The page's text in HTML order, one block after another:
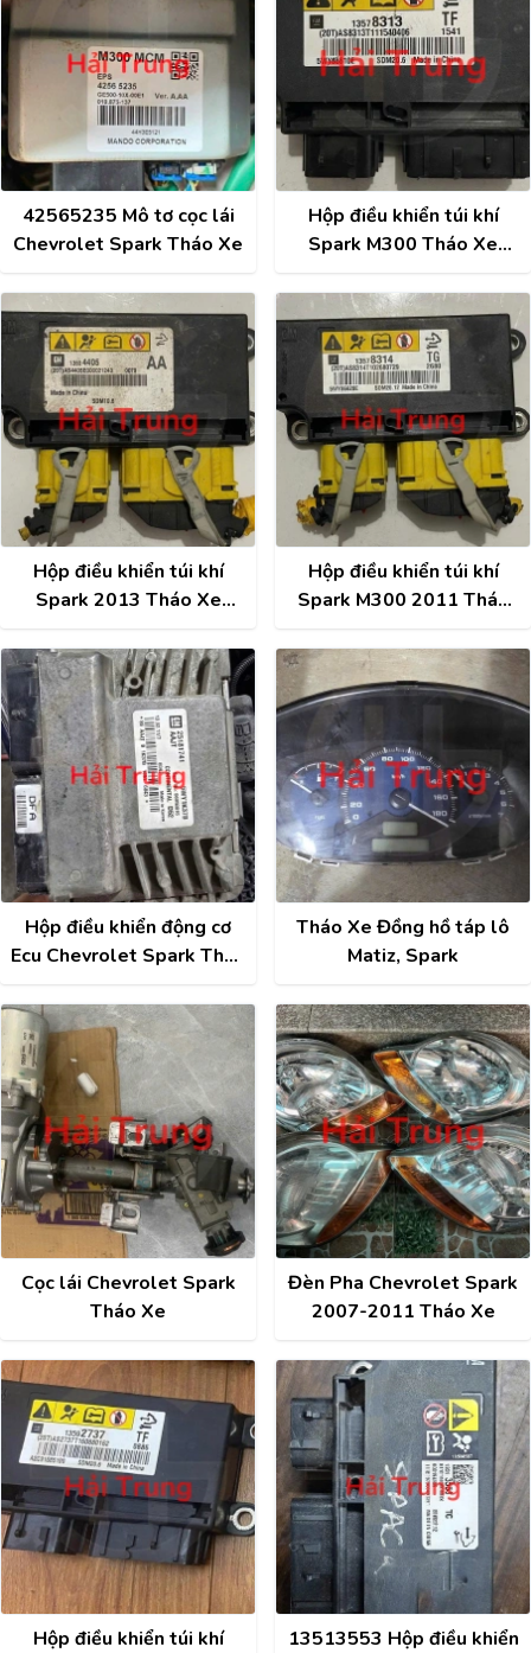
42565235 Mô tơ cọc lái
Chevrolet Spark Tháo Xe
Hộp điều khiển túi khí
Spark M300 Tháo Xe
Hộp điều khiển túi khí
Spark 2013 Tháo Xe
Hộp điều khiển túi khí
Spark M300 2011 Tháo
Hộp điều khiển động cơ
Ecu Chevrolet Spark Tháo
Tháo Xe Đồng hồ táp lô
Matiz, Spark
Cọc lái Chevrolet Spark
Tháo Xe
Đèn Pha Chevrolet Spark
2007-2011 Tháo Xe
Hộp điều khiển túi khí
13513553 Hộp điều khiển